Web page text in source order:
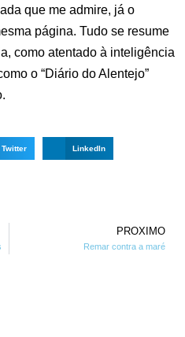
que me admire, já o
página. Tudo se resume
como atentado à inteligência
o “Diário do Alentejo”
Twitter LinkedIn
PROXIMO
Remar contra a maré